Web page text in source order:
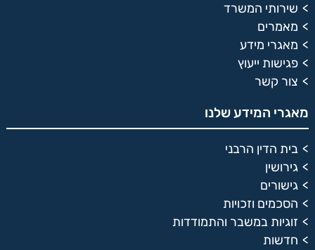
שירותי המשרד
מאמרים
מאגרי מידע
פגישות ייעוץ
צור קשר
מאגרי המידע שלנו
בית הדין הרבני
גירושין
גישורים
הסכמים וזכויות
זוגיות במשבר והתמודדות
חדשות